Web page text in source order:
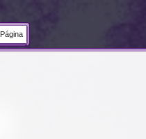
Página